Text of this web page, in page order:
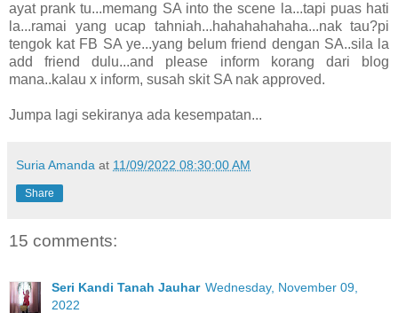
ayat prank tu...memang SA into the scene la...tapi puas hati
la...ramai yang ucap tahniah...hahahahahaha...nak tau?pi
tengok kat FB SA ye...yang belum friend dengan SA..sila la
add friend dulu...and please inform korang dari blog
mana..kalau x inform, susah skit SA nak approved.
Jumpa lagi sekiranya ada kesempatan...
Suria Amanda at 11/09/2022 08:30:00 AM
Share
15 comments:
Seri Kandi Tanah Jauhar Wednesday, November 09,
2022